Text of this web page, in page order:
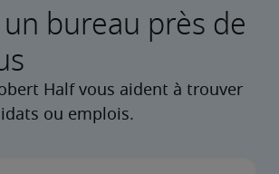
bureau près de
Half vous aident à trouver
ou emplois.